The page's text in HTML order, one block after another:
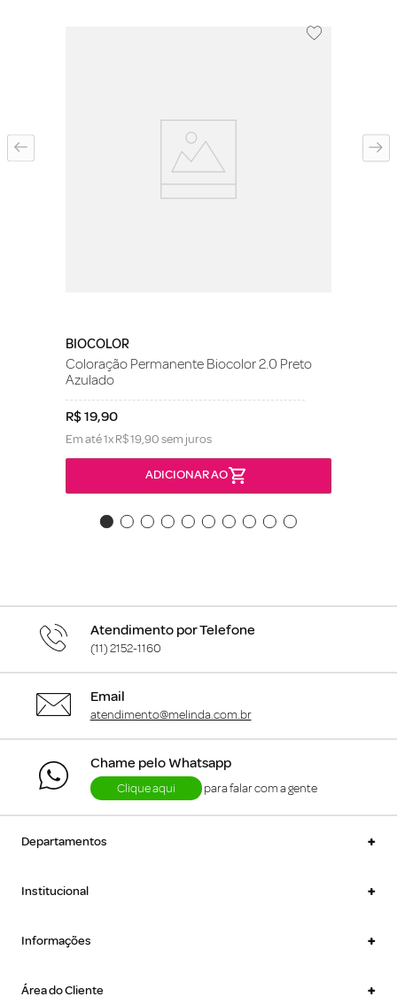
BIOCOLOR
Coloração Permanente Biocolor 2.0 Preto
Azulado
R$19,90
Em até1xR$19,90sem juros
ADICIONAR AO
Atendimento por Telefone
(11) 2152-1160
Email
atendimento@melinda.com.br
Chame pelo Whatsapp
Clique aqui para falar com a gente
Departamentos +
Institucional +
Informações +
Área do Cliente +